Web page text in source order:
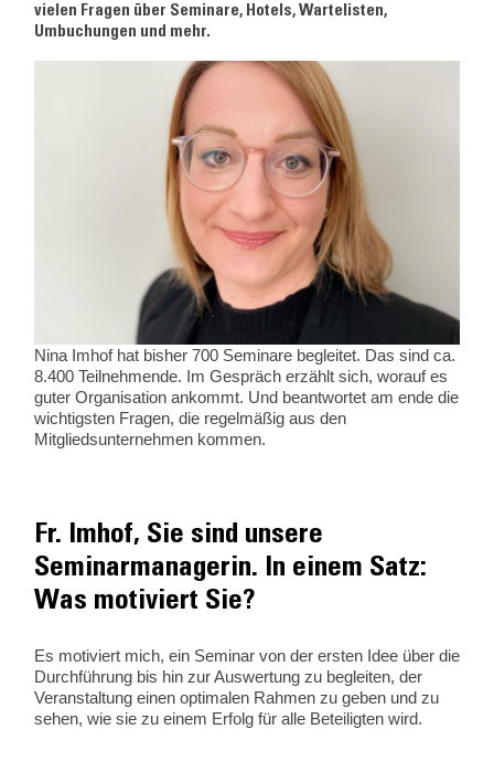
vielen Fragen über Seminare, Hotels, Wartelisten,
Umbuchungen und mehr.
Nina Imhof hat bisher 700 Seminare begleitet. Das sind ca.
8.400 Teilnehmende. Im Gespräch erzählt sich, worauf es
guter Organisation ankommt. Und beantwortet am ende die
wichtigsten Fragen, die regelmäßig aus den
Mitgliedsunternehmen kommen.
Fr. Imhof, Sie sind unsere
Seminarmanagerin. In einem Satz:
Was motiviert Sie?
Es motiviert mich, ein Seminar von der ersten Idee über die
Durchführung bis hin zur Auswertung zu begleiten, der
Veranstaltung einen optimalen Rahmen zu geben und zu
sehen, wie sie zu einem Erfolg für alle Beteiligten wird.